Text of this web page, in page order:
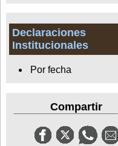
Declaraciones
Institucionales
Por fecha
Compartir